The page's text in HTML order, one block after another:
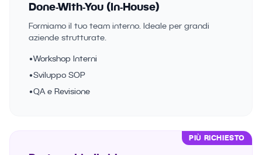
Done-With-You (In-House)
Formiamo il tuo team interno. Ideale per grandi
aziende strutturate.
•Workshop Interni
•Sviluppo SOP
•QA e Revisione
PIÙ RICHIESTO